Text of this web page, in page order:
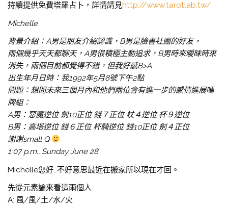
持續提供免費塔羅占卜，詳情請見http://www.tarotlab.tw/
Michelle
背景介紹：A男是朋友介紹認識，B男是臉書社團的好友，
兩個幾乎天天都聊天，A男很積極主動追求，B男時來曖昧時來
消失，兩個目前都覺得不錯，但我好感B>A
出生年月日時：我1992年5月8號下午2點
問題：想問未來三個月內和他們兩位會有進一步的感情進展嗎
牌組：
A男：惡魔逆位 劍10正位 錢７正位 杖４逆位 杯９逆位
B男：高塔逆位 錢６正位 杯騎逆位 錢10正位 劍４正位
謝謝small Q
1:07 p.m., Sunday June 28
Michelle您好…不好意思最近在搬家所以現在才回。
先從元素論來看這兩個人
A: 風/風/土/水/火